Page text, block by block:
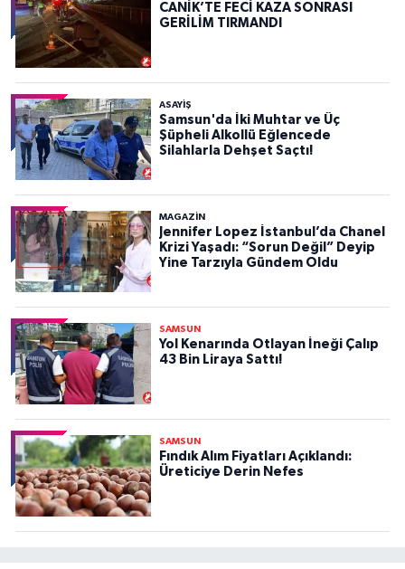
CANİK’TE FECİ KAZA SONRASI
GERİLİM TIRMANDI
ASAYIŞ
Samsun'da İki Muhtar ve Üç
Şüpheli Alkollü Eğlencede
Silahlarla Dehşet Saçtı!
MAGAZİN
Jennifer Lopez İstanbul’da Chanel
Krizi Yaşadı: “Sorun Değil” Deyip
Yine Tarzıyla Gündem Oldu
SAMSUN
Yol Kenarında Otlayan İneği Çalıp
43 Bin Liraya Sattı!
SAMSUN
Fındık Alım Fiyatları Açıklandı:
Üreticiye Derin Nefes